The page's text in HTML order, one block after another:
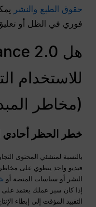
حقوق الطبع والنشر
فوري في الظل أو
للاستخدام
(مخاطر
خطر الحظر أحادي
بالنسبة لمنشئي المحتوى
فيديو واحد ينطوي على
النشر أو سياسات المنصة أو
إذا كان سير عملك يعتمد
التقييد المؤقت إلى إبطاء